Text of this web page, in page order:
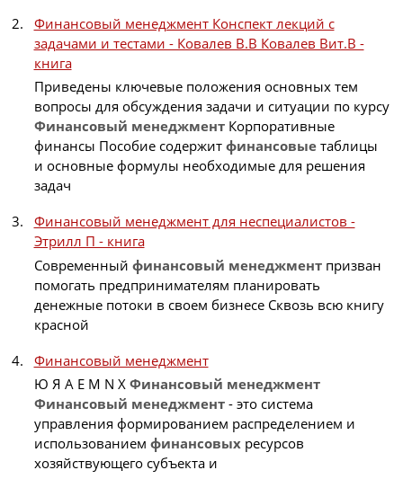
Финансовый менеджмент Конспект лекций с
задачами и тестами - Ковалев В.В Ковалев Вит.В -
книга
Приведены ключевые положения основных тем
вопросы для обсуждения задачи и ситуации по курсу
Финансовый менеджментКорпоративные
финансы Пособие содержит финансовыетаблицы
и основные формулы необходимые для решения
задач
Финансовый менеджмент для неспециалистов -
Этрилл П - книга
Современный финансовый менеджментпризван
помогать предпринимателям планировать
денежные потоки в своем бизнесе Сквозь всю книгу
красной
Финансовый менеджмент
Ю Я A E M N X Финансовый менеджмент
Финансовый менеджмент- это система
управления формированием распределением и
использованием финансовыхресурсов
хозяйствующего субъекта и